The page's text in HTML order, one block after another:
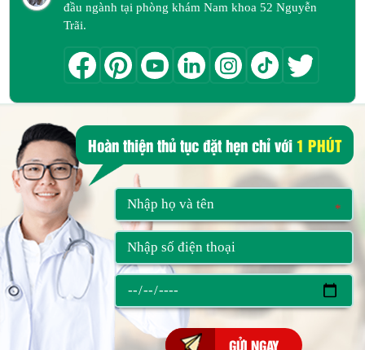
đầu ngành tại phòng khám Nam khoa 52 Nguyễn
Trãi.
Hoàn thiện thủ tục đặt hẹn chỉ với 1 PHÚT
*
*